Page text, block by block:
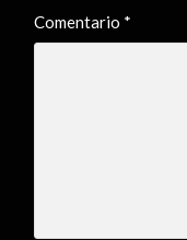
Comentario *